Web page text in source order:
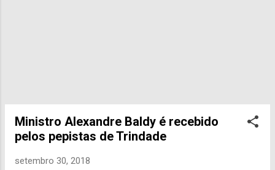
Ministro Alexandre Baldy é recebido
pelos pepistas de Trindade
setembro 30, 2018